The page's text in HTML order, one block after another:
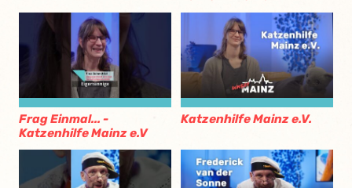
Frag Einmal... -
Katzenhilfe Mainz e.V
Katzenhilfe Mainz e.V.